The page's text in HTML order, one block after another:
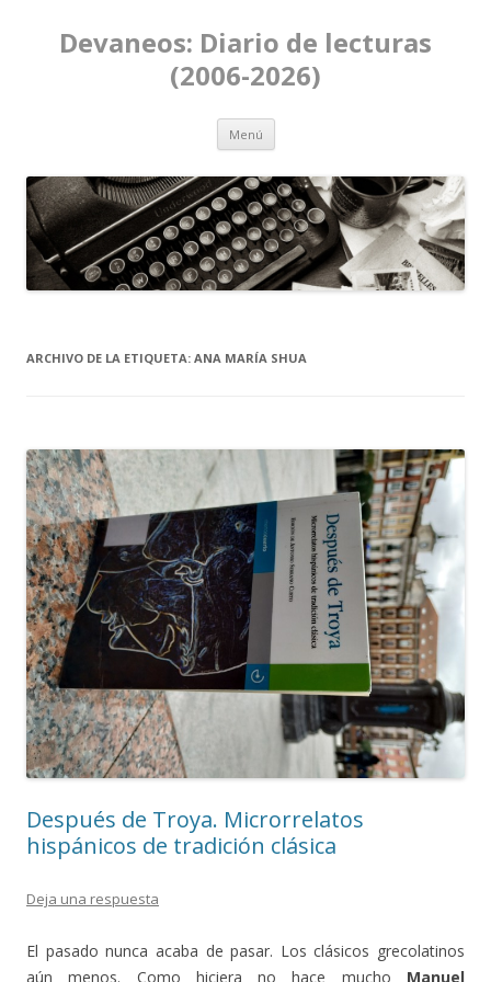
Devaneos: Diario de lecturas
(2006-2026)
Menú Ir al contenido
ARCHIVO DE LA ETIQUETA: ANA MARÍA SHUA
Después de Troya. Microrrelatos
hispánicos de tradición clásica
Deja una respuesta
El pasado nunca acaba de pasar. Los clásicos grecolatinos
aún menos. Como hiciera no hace mucho Manuel